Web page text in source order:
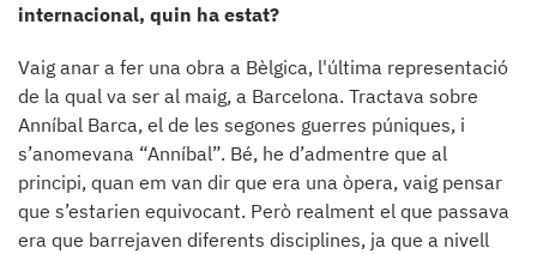
internacional, quin ha estat?
Vaig anar a fer una obra a Bèlgica, l'última representació
de la qual va ser al maig, a Barcelona. Tractava sobre
Anníbal Barca, el de les segones guerres púniques, i
s’anomevana “Anníbal”. Bé, he d’admentre que al
principi, quan em van dir que era una òpera, vaig pensar
que s’estarien equivocant. Però realment el que passava
era que barrejaven diferents disciplines, ja que a nivell